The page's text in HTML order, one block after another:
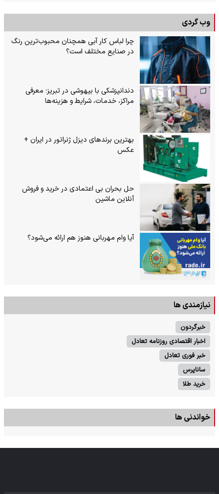
وب گردی
چرا لباس کار آبی همچنان محبوب‌ترین رنگ
در صنایع مختلف است؟
دندانپزشکی با بیهوشی در تبریز؛ معرفی
مراکز، خدمات، شرایط و هزینه‌ها
بهترین برندهای دیزل ژنراتور در ایران +
عکس
حل بحران بی‌ اعتمادی در خرید و فروش
آنلاین ماشین
آیا وام مهربانی هنوز هم ارائه می‌شود؟
نیازمندی ها
خبرگردون
اخبار اقتصادی روزنامه تعادل
خبر فوری تعادل
ساناپرس
خرید طلا
خواندنی ها